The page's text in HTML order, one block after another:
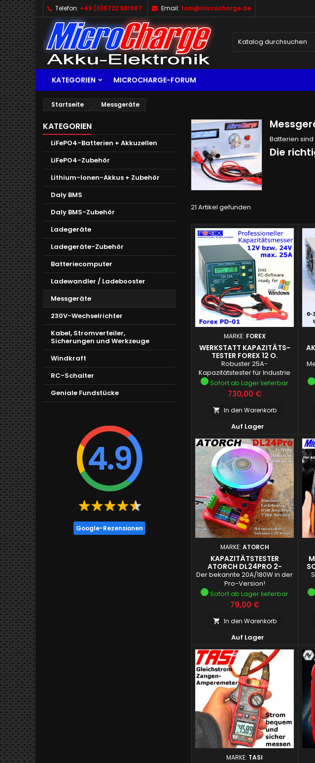
Telefon: +49 (0)5722 981967 Email: tom@microcharge.de
KATEGORIEN MICROCHARGE-FORUM
Startseite Messgeräte
KATEGORIEN
LiFePO4-Batterien + Akkuzellen
LiFePO4-Zubehör
Lithium-Ionen-Akkus + Zubehör
Daly BMS
Daly BMS-Zubehör
Ladegeräte
Ladegeräte-Zubehör
Batteriecomputer
Ladewandler / Ladebooster
Messgeräte
230V-Wechselrichter
Kabel, Stromverteiler,
Sicherungen und Werkzeuge
Windkraft
RC-Schalter
Geniale Fundstücke
4.9
Google-Rezensionen
Batterien
Die
21 Artikel gefunden
MARKE: FOREX
WERKSTATT KAPAZITÄTS-
TESTER FOREX 12 O.
24V/25A
Robuster 25A-
Kapazitätstester für Industrie
und Werkstatt
Sofort ab Lager lieferbar
Preis
730,00 €
 In den Warenkorb
Auf Lager
MARKE: ATORCH
KAPAZITÄTSTESTER
ATORCH DL24PRO 2-
200V/180W/20A
Der bekannte 20A/180W in der
Pro-Version!
Sofort ab Lager lieferbar
Preis
79,00 €
 In den Warenkorb
Auf Lager
MARKE: TASI